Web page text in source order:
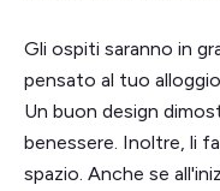
Gli ospiti saranno in
pensato al tuo
Un buon design
benessere. Inoltre, li
spazio. Anche se